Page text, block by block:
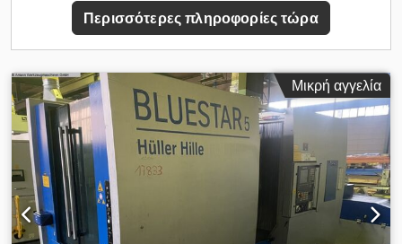
περισσότερες πληροφορίες. Πρόσθετος εξοπλισμός •
Υδρόψυκτη κινητήρια άτρακτος με τεχνολογία AC-synchron.
Πλεονεκτήματα μηχανήματος Τεχνικά πλεονεκτήματα
κινούμενο οριζόντιο nc-στρογγυλό τραπέζι με αντίβαθρο •
Μέγιστες διαστάσεις συσκευής/κατεργαζόμενου τεμαχίου: Ø
630 mm x 1420 mm • Μέγιστο βάρος συσκευής/
κατεργαζόμενου τεμαχίου: 600 kg Codpfxszh Uqde Anmoha •
Διάταξη ατράκτων: οριζόντια, πλευρικά τοποθετημένες •
Απόσταση ατράκτων: 600 mm Πρόσθετες πληροφορίες
Μηχάνημα ακόμα σε λειτουργία Διαστάσεις Βάθος
μηχανήματος 5800 mm
Περισσότερες πληροφορίες τώρα
Μικρή αγγελία